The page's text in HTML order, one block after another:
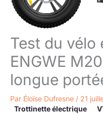
Test du vélo
ENGWE
longue
Par Éloïse Dufresne / 21
Trottinette électrique